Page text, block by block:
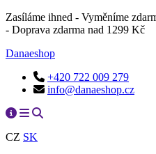
Zasíláme ihned - Vyměníme
- Doprava zdarma nad 1299 Kč
Danaeshop
+420 722 009 279
info@danaeshop.cz
CZ SK